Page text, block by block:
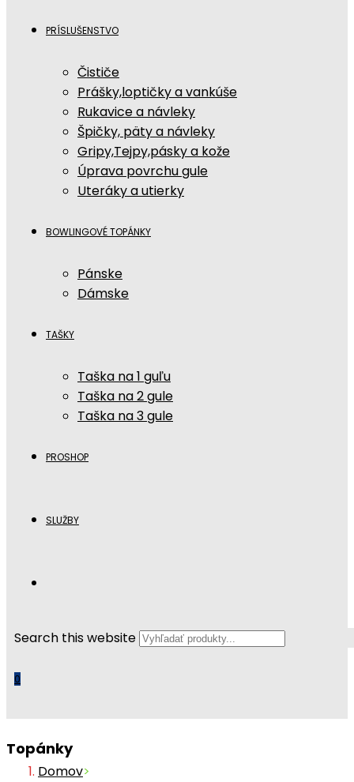
PRÍSLUŠENSTVO
Čističe
Prášky,loptičky a vankúše
Rukavice a návleky
Špičky, päty a návleky
Gripy,Tejpy,pásky a kože
Úprava povrchu gule
Uteráky a utierky
BOWLINGOVÉ TOPÁNKY
Pánske
Dámske
TAŠKY
Taška na 1 guľu
Taška na 2 gule
Taška na 3 gule
PROSHOP
SLUŽBY
Search this website
0
Topánky
Domov>